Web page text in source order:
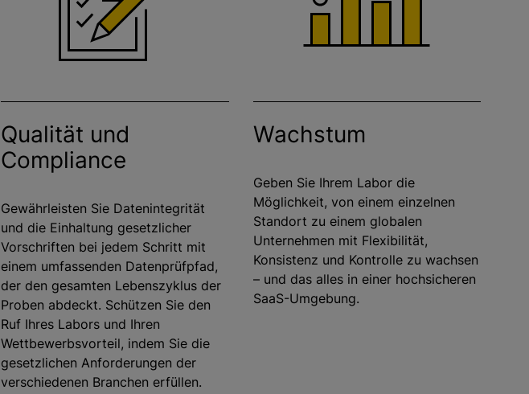
Qualität und
Compliance
Gewährleisten Sie Datenintegrität
und die Einhaltung gesetzlicher
Vorschriften bei jedem Schritt mit
einem umfassenden Datenprüfpfad,
der den gesamten Lebenszyklus der
Proben abdeckt. Schützen Sie den
Ruf Ihres Labors und Ihren
Wettbewerbsvorteil, indem Sie die
gesetzlichen Anforderungen der
verschiedenen Branchen erfüllen.
Wachstum
Geben Sie Ihrem Labor die
Möglichkeit, von einem einzelnen
Standort zu einem globalen
Unternehmen mit Flexibilität,
Konsistenz und Kontrolle zu wachsen
– und das alles in einer hochsicheren
SaaS-Umgebung.